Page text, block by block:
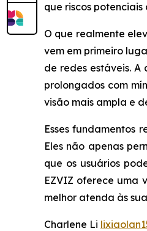
que riscos
O que realmente
vem em primeiro
de redes estáveis.
prolongados com
visão mais ampla e
Esses fundamentos
Eles não apenas
que os usuários
EZVIZ oferece uma
melhor atenda às
Charlene Li